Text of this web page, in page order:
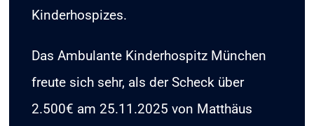
Kinderhospizes.
Das Ambulante Kinderhospitz München
freute sich sehr, als der Scheck über
2.500€ am 25.11.2025 von Matthäus